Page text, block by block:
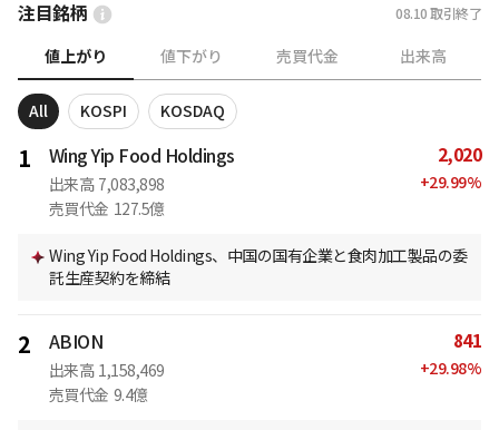
注目銘柄 08.10 取引終了
値上がり 値下がり 売買代金 出来高
All KOSPI KOSDAQ
1 Wing Yip Food Holdings
出来高 7,083,898
売買代金 127.5億
2,020
+29.99%
Wing Yip Food Holdings、中国の国有企業と食肉加工製品の委
託生産契約を締結
2 ABION
出来高 1,158,469
売買代金 9.4億
841
+29.98%